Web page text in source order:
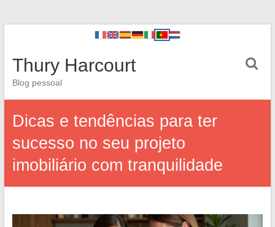
Thury Harcourt
Blog pessoal
Dicas e tendências para ter
sucesso no seu projeto
imobiliário com tranquilidade